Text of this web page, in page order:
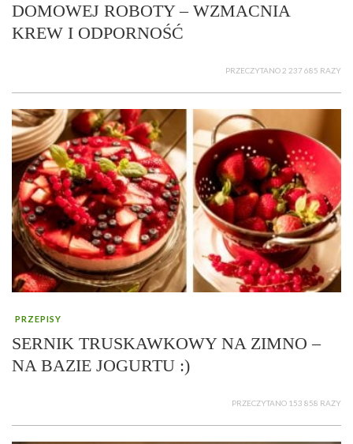
DOMOWEJ ROBOTY – WZMACNIA
KREW I ODPORNOŚĆ
PRZECZYTANO 2 237 685 RAZY
PRZEPISY
SERNIK TRUSKAWKOWY NA ZIMNO –
NA BAZIE JOGURTU :)
PRZECZYTANO 153 858 RAZY